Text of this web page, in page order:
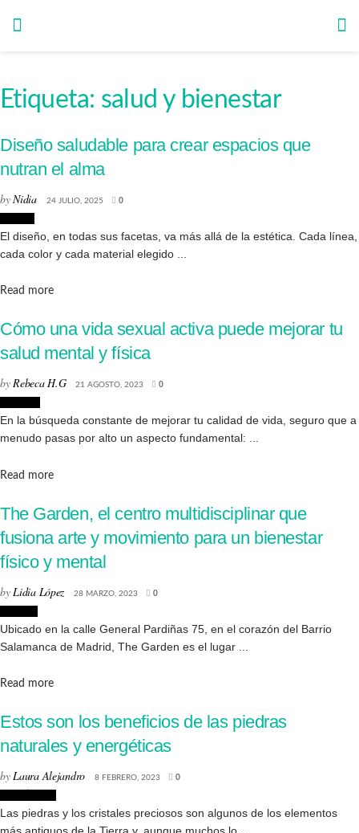
Etiqueta: salud y bienestar
Diseño saludable para crear espacios que
nutran el alma
byNidia 24 JULIO, 2025 0
El diseño, en todas sus facetas, va más allá de la estética. Cada línea,
cada color y cada material elegido ...
Read moreDetails
Cómo una vida sexual activa puede mejorar tu
salud mental y física
byRebeca H.G 21 AGOSTO, 2023 0
En la búsqueda constante de mejorar tu calidad de vida, seguro que a
menudo pasas por alto un aspecto fundamental: ...
Read moreDetails
The Garden, el centro multidisciplinar que
fusiona arte y movimiento para un bienestar
físico y mental
by Lidia López 28 MARZO, 2023 0
Ubicado en la calle General Pardiñas 75, en el corazón del Barrio
Salamanca de Madrid, The Garden es el lugar ...
Read moreDetails
Estos son los beneficios de las piedras
naturales y energéticas
byLaura Alejandro 8 FEBRERO, 2023 0
Las piedras y los cristales preciosos son algunos de los elementos